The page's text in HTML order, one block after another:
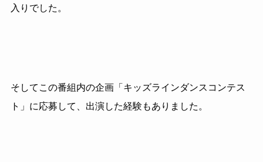
入りでした。
そしてこの番組内の企画「キッズラインダンスコンテス
ト」に応募して、出演した経験もありました。